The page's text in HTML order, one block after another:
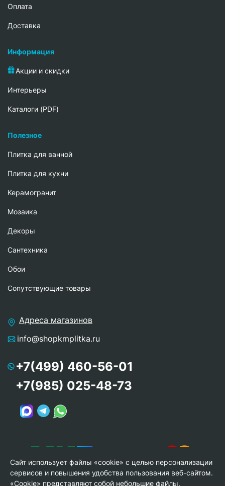
Oплата
Доставка
Информация
Акции и скидки
Интерьеры
Каталоги (PDF)
Полезное
Плитка для ванной
Плитка для кухни
Керамогранит
Мозаика
Декоры
Сантехника
Обои
Сопутствующие товары
Адреса магазинов
info@shopkmplitka.ru
+7(499) 460-56-01
+7(985) 025-48-73
Сайт использует файлы «cookie» с целью персонализации
сервисов и повышения удобства пользования веб-сайтом.
«Cookie» представляют собой небольшие файлы,